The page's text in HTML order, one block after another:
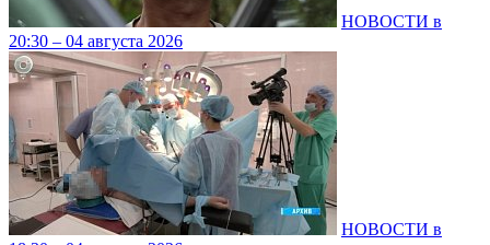
НОВОСТИ в
20:30 – 04 августа 2026
НОВОСТИ в